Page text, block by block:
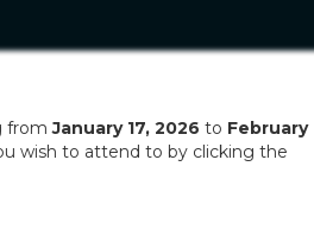
fromJanuary 17, 2026 to February
wish to attend to by clicking the